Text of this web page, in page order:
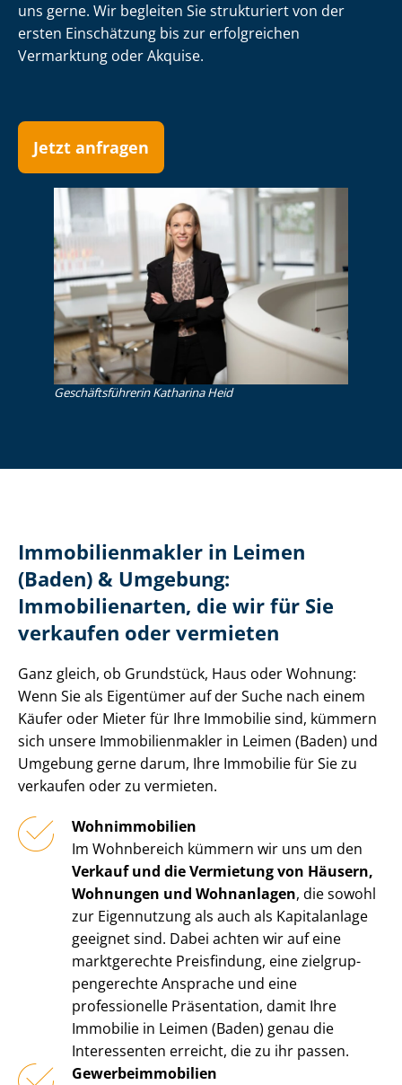
uns gerne. Wir begleiten Sie strukturiert von der
ersten Einschätzung bis zur erfolgreichen
Vermarktung oder Akquise.
Jetzt anfragen
Ge­schäfts­füh­re­rin Katharina Heid
Im­mo­bi­li­en­mak­ler in Leimen
(Baden) & Umgebung:
Immobilienarten, die wir für Sie
verkaufen oder vermieten
Ganz gleich, ob Grundstück, Haus oder Wohnung:
Wenn Sie als Eigentümer auf der Suche nach einem
Käufer oder Mieter für Ihre Immobilie sind, kümmern
sich unsere Im­mo­bi­li­en­mak­ler in Leimen (Baden) und
Umgebung gerne darum, Ihre Immobilie für Sie zu
verkaufen oder zu vermieten.
Wohnimmobilien
Im Wohnbereich kümmern wir uns um den
Verkauf und die Vermietung von Häusern,
Wohnungen und Wohnanlagen, die sowohl
zur Eigennutzung als auch als Kapitalanlage
geeignet sind. Dabei achten wir auf eine
marktgerechte Preisfindung, eine ziel­grup­
pen­ge­rech­te Ansprache und eine
professionelle Präsentation, damit Ihre
Immobilie in Leimen (Baden) genau die
Interessenten erreicht, die zu ihr passen.
Ge­wer­be­im­mo­bi­li­en